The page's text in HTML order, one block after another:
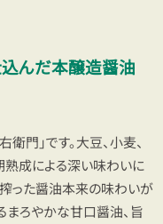
んだ本醸造醤油
門」です。大豆、小麦、
熟成による深い味わいに
った醤油本来の味わいが
ろやかな甘口醤油、旨